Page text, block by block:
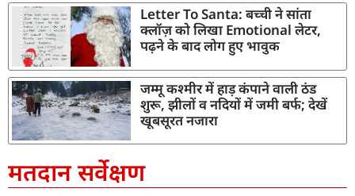
Letter To Santa: बच्ची ने सांता
क्लॉज़ को लिखा Emotional लेटर,
पढ़ने के बाद लोग हुए भावुक
जम्मू कश्मीर में हाड़ कंपाने वाली ठंड
शुरू, झीलों व नदियों में जमी बर्फ; देखें
खूबसूरत नजारा
मतदान सर्वेक्षण